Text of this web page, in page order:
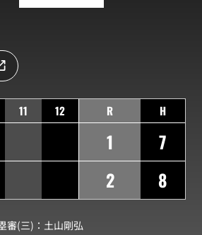
11 12 R H
1
7
2
8
審(三)： 土山剛弘